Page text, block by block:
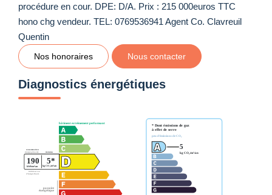
procédure en cour. DPE: D/A. Prix : 215 000euros TTC
hono chg vendeur. TEL: 0769536941 Agent Co. Clavreuil
Quentin
Nos honoraires Nous contacter
Diagnostics énergétiques